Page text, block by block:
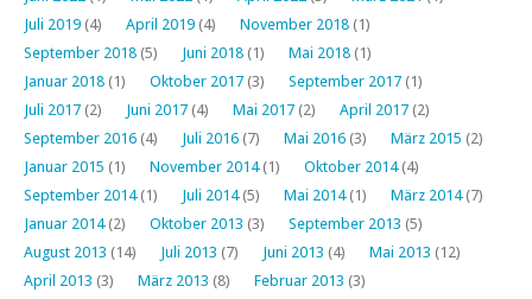
Juli 2019 (4) April 2019 (4) November 2018 (1)
September 2018 (5) Juni 2018 (1) Mai 2018 (1)
Januar 2018 (1) Oktober 2017 (3) September 2017 (1)
Juli 2017 (2) Juni 2017 (4) Mai 2017 (2) April 2017 (2)
September 2016 (4) Juli 2016 (7) Mai 2016 (3) März 2015 (2)
Januar 2015 (1) November 2014(1) Oktober 2014(4)
September 2014(1) Juli 2014(5) Mai 2014(1) März 2014(7)
Januar 2014(2) Oktober 2013 (3) September 2013 (5)
August 2013 (14) Juli 2013 (7) Juni 2013 (4) Mai 2013 (12)
April 2013 (3) März 2013 (8) Februar 2013 (3)